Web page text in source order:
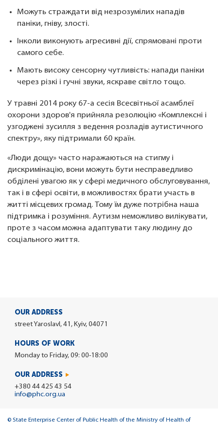
Можуть страждати від незрозумілих нападів
паніки, гніву, злості.
Інколи виконують агресивні дії, спрямовані проти
самого себе.
Мають високу сенсорну чутливість: напади паніки
через різкі і гучні звуки, яскраве світло тощо.
У травні 2014 року 67-а сесія Всесвітньої асамблеї
охорони здоров'я прийняла резолюцію «Комплексні і
узгоджені зусилля з ведення розладів аутистичного
спектру», яку підтримали 60 країн.
«Люди дощу» часто наражаються на стигму і
дискримінацію, вони можуть бути несправедливо
обділені увагою як у сфері медичного обслуговування,
так і в сфері освіти, в можливостях брати участь в
житті місцевих громад. Тому їм дуже потрібна наша
підтримка і розуміння. Аутизм неможливо вилікувати,
проте з часом можна адаптувати таку людину до
соціального життя.
OUR ADDRESS
street Yaroslavl, 41, Kyiv, 04071
HOURS OF WORK
Monday to Friday, 09: 00-18:00
OUR ADDRESS
+380 44 425 43 54
info@phc.org.ua
© State Enterprise Center of Public Health of the Ministry of Health of